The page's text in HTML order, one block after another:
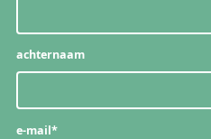
achternaam
e-mail*